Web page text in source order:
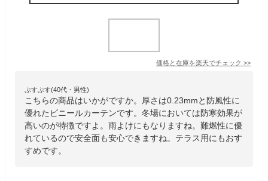
価格と在庫を楽天でチェック >>
ぷすぷす(40代・男性)
こちらの商品はいかがですか。厚さは0.23mmと防風性に
優れたビニールカーテンです。冬場においては防寒効果が
高いのが特徴ですよ。雨よけにもなりますね。難燃性に優
れているので安全面も安心できますね。テラス用にもおす
すめです。